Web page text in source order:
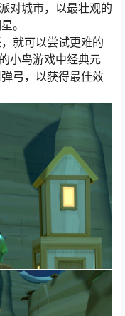
对城市，以最壮观的
。
就可以尝试更难的
小鸟游戏中经典元
弓，以获得最佳效